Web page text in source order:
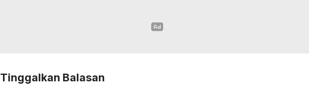
Tinggalkan Balasan